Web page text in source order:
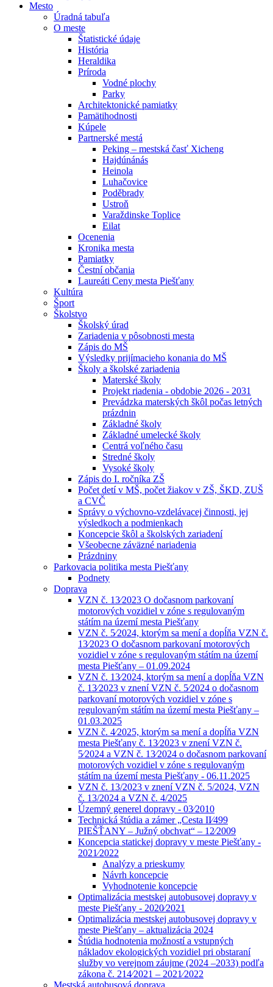
Mesto
Úradná tabuľa
O meste
Štatistické údaje
História
Heraldika
Príroda
Vodné plochy
Parky
Architektonické pamiatky
Pamätihodnosti
Kúpele
Partnerské mestá
Peking – mestská časť Xicheng
Hajdúnánás
Heinola
Luhačovice
Poděbrady
Ustroň
Varaždinske Toplice
Eilat
Ocenenia
Kronika mesta
Pamiatky
Čestní občania
Laureáti Ceny mesta Piešťany
Kultúra
Šport
Školstvo
Školský úrad
Zariadenia v pôsobnosti mesta
Zápis do MŠ
Výsledky prijímacieho konania do MŠ
Školy a školské zariadenia
Materské školy
Projekt riadenia - obdobie 2026 - 2031
Prevádzka materských škôl počas letných
prázdnin
Základné školy
Základné umelecké školy
Centrá voľného času
Stredné školy
Vysoké školy
Zápis do I. ročníka ZŠ
Počet detí v MŠ, počet žiakov v ZŠ, ŠKD, ZUŠ
a CVČ
Správy o výchovno-vzdelávacej činnosti, jej
výsledkoch a podmienkach
Koncepcie škôl a školských zariadení
Všeobecne záväzné nariadenia
Prázdniny
Parkovacia politika mesta Piešťany
Podnety
Doprava
VZN č. 13⁄2023 O dočasnom parkovaní
motorových vozidiel v zóne s regulovaným
státím na území mesta Piešťany
VZN č. 5⁄2024, ktorým sa mení a dopĺňa VZN č.
13⁄2023 O dočasnom parkovaní motorových
vozidiel v zóne s regulovaným státím na území
mesta Piešťany – 01.09.2024
VZN č. 13⁄2024, ktorým sa mení a dopĺňa VZN
č. 13⁄2023 v znení VZN č. 5⁄2024 o dočasnom
parkovaní motorových vozidiel v zóne s
regulovaným státím na území mesta Piešťany –
01.03.2025
VZN č. 4⁄2025, ktorým sa mení a dopĺňa VZN
mesta Piešťany č. 13⁄2023 v znení VZN č.
5⁄2024 a VZN č. 13⁄2024 o dočasnom parkovaní
motorových vozidiel v zóne s regulovaným
státím na území mesta Piešťany - 06.11.2025
VZN č. 13/2023 v znení VZN č. 5/2024, VZN
č. 13/2024 a VZN č. 4/2025
Územný generel dopravy - 03⁄2010
Technická štúdia a zámer „Cesta II⁄499
PIEŠŤANY – Južný obchvat“ – 12⁄2009
Koncepcia statickej dopravy v meste Piešťany -
2021⁄2022
Analýzy a prieskumy
Návrh koncepcie
Vyhodnotenie koncepcie
Optimalizácia mestskej autobusovej dopravy v
meste Piešťany - 2020⁄2021
Optimalizácia mestskej autobusovej dopravy v
meste Piešťany – aktualizácia 2024
Štúdia hodnotenia možností a vstupných
nákladov ekologických vozidiel pri obstaraní
služby vo verejnom záujme (2024 –2033) podľa
zákona č. 214⁄2021 – 2021⁄2022
Mestská autobusová doprava